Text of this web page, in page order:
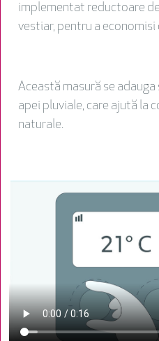
implementat reductoare
vestiar, pentru a economisi
Această masură se
apei pluviale, care ajută la
naturale.